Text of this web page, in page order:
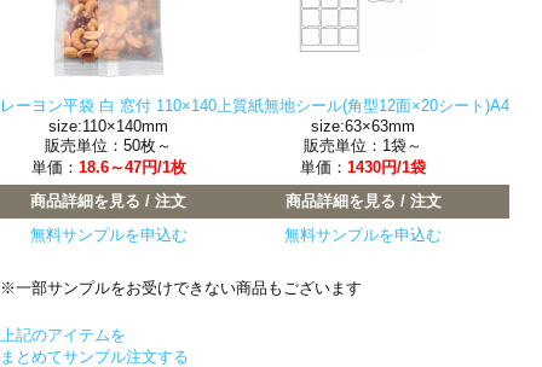
レーヨン平袋 白 窓付 110×140
size:110×140mm
販売単位：50枚～
単価： 18.6～47円/1枚
商品詳細を見る / 注文
無料サンプルを申込む
上質紙無地シール(角型12面×20シート)A4
size:63×63mm
販売単位：1袋～
単価： 1430円/1袋
商品詳細を見る / 注文
無料サンプルを申込む
※一部サンプルをお受けできない商品もございます
上記のアイテムを
まとめてサンプル注文する